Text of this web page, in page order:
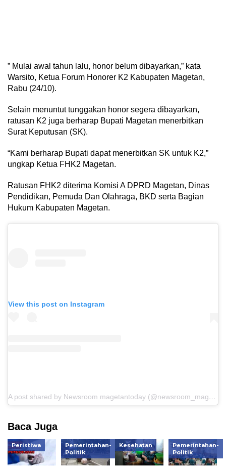
” Mulai awal tahun lalu, honor belum dibayarkan,” kata
Warsito, Ketua Forum Honorer K2 Kabupaten Magetan,
Rabu (24/10).
Selain menuntut tunggakan honor segera dibayarkan,
ratusan K2 juga berharap Bupati Magetan menerbitkan
Surat Keputusan (SK).
“Kami berharap Bupati dapat menerbitkan SK untuk K2,”
ungkap Ketua FHK2 Magetan.
Ratusan FHK2 diterima Komisi A DPRD Magetan, Dinas
Pendidikan, Pemuda Dan Olahraga, BKD serta Bagian
Hukum Kabupaten Magetan.
View this post on Instagram
A post shared by Newsroom magetantoday (@newsroom_magetantoday)
Baca Juga
Peristiwa
Pemerintahan-
Politik
Kesehatan
Pemerintahan-
Politik